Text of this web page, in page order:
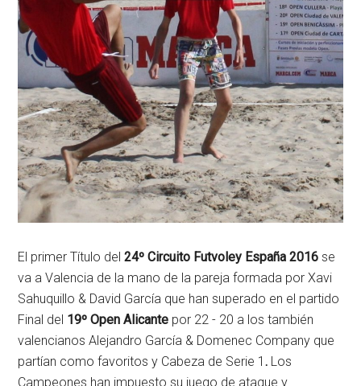
El primer Título del24º Circuito Futvoley España 2016 se
va a Valencia de la mano de la pareja formada por Xavi
Sahuquillo & David García que han superado en el partido
Final del 19º Open Alicante por 22 - 20 a los también
valencianos Alejandro García & Domenec Company que
partían como favoritos y Cabeza de Serie 1. Los
Campeones han impuesto su juego de ataque y